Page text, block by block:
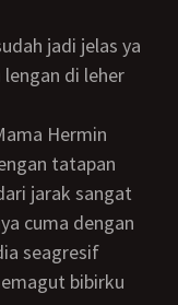
di leher
tatapan
jarak sangat
cuma dengan
seagresif
bibirku